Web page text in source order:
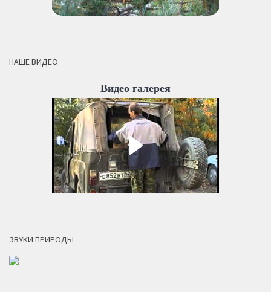
НАШЕ ВИДЕО
Видео галерея
ЗВУКИ ПРИРОДЫ